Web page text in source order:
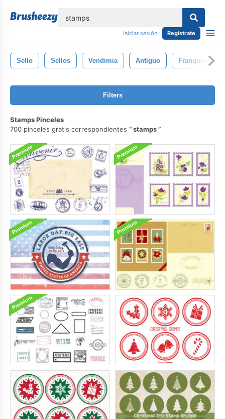
Iniciar sesión Regístrate
Sello Sellos Vendimia Antiguo Franqueo
Filters
Stamps Pinceles
700 pinceles gratis correspondientes
stamps